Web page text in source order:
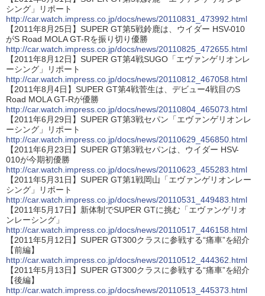
シング」リポート
http://car.watch.impress.co.jp/docs/news/20110831_473992.html
【2011年8月25日】SUPER GT第5戦鈴鹿は、ウイダー HSV-010
がS Road MOLA GT-Rを振り切り優勝
http://car.watch.impress.co.jp/docs/news/20110825_472655.html
【2011年8月12日】SUPER GT第4戦SUGO「エヴァンゲリオンレ
ーシング」リポート
http://car.watch.impress.co.jp/docs/news/20110812_467058.html
【2011年8月4日】SUPER GT第4戦菅生は、デビュー4戦目のS
Road MOLA GT-Rが優勝
http://car.watch.impress.co.jp/docs/news/20110804_465073.html
【2011年6月29日】SUPER GT第3戦セパン「エヴァンゲリオンレ
ーシング」リポート
http://car.watch.impress.co.jp/docs/news/20110629_456850.html
【2011年6月23日】SUPER GT第3戦セパンは、ウイダー HSV-
010が今期初優勝
http://car.watch.impress.co.jp/docs/news/20110623_455283.html
【2011年5月31日】SUPER GT第1戦岡山「エヴァンゲリオンレー
シング」リポート
http://car.watch.impress.co.jp/docs/news/20110531_449483.html
【2011年5月17日】新体制でSUPER GTに挑む「エヴァンゲリオ
ンレーシング」
http://car.watch.impress.co.jp/docs/news/20110517_446158.html
【2011年5月12日】SUPER GT300クラスに参戦する“痛車”を紹介
【前編】
http://car.watch.impress.co.jp/docs/news/20110512_444362.html
【2011年5月13日】SUPER GT300クラスに参戦する“痛車”を紹介
【後編】
http://car.watch.impress.co.jp/docs/news/20110513_445373.html